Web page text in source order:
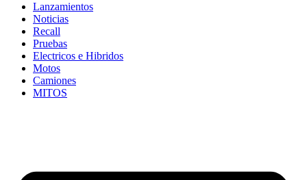
Lanzamientos
Noticias
Recall
Pruebas
Electricos e Hibridos
Motos
Camiones
MITOS